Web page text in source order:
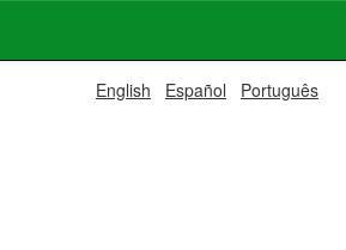
English Español Português